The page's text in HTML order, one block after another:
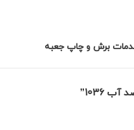
برش و چاپ جعبه
1036”